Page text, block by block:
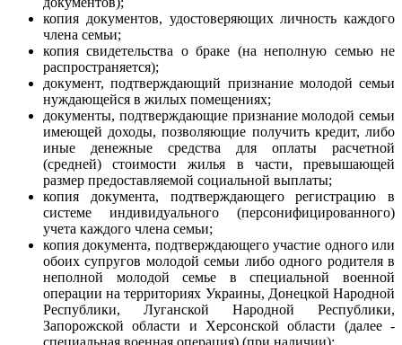
копия документов, удостоверяющих личность каждого
члена семьи;
копия свидетельства о браке (на неполную семью не
распространяется);
документ, подтверждающий признание молодой семьи
нуждающейся в жилых помещениях;
документы, подтверждающие признание молодой семьи
имеющей доходы, позволяющие получить кредит, либо
иные денежные средства для оплаты расчетной
(средней) стоимости жилья в части, превышающей
размер предоставляемой социальной выплаты;
копия документа, подтверждающего регистрацию в
системе индивидуального (персонифицированного)
учета каждого члена семьи;
копия документа, подтверждающего участие одного или
обоих супругов молодой семьи либо одного родителя в
неполной молодой семье в специальной военной
операции на территориях Украины, Донецкой Народной
Республики, Луганской Народной Республики,
Запорожской области и Херсонской области (далее -
специальная военная операция) (при наличии);